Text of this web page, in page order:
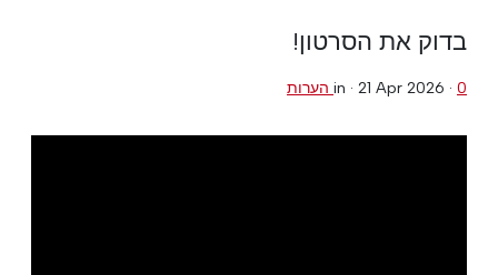
בדוק את הסרטון!
in · 21 Apr 2026 · 0 הערות